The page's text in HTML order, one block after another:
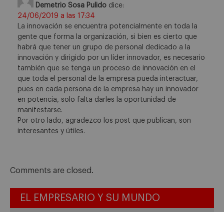
Demetrio Sosa Pulido dice:
24/06/2019 a las 17:34
La innovación se encuentra potencialmente en toda la
gente que forma la organización, si bien es cierto que
habrá que tener un grupo de personal dedicado a la
innovación y dirigido por un líder innovador, es necesario
también que se tenga un proceso de innovación en el
que toda el personal de la empresa pueda interactuar,
pues en cada persona de la empresa hay un innovador
en potencia, solo falta darles la oportunidad de
manifestarse.
Por otro lado, agradezco los post que publican, son
interesantes y útiles.
Comments are closed.
EL EMPRESARIO Y SU MUNDO